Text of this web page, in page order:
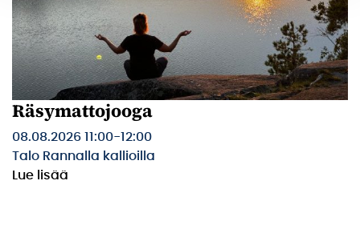
Räsymattojooga
08.08.2026 11:00-12:00
Talo Rannalla kallioilla
Lue lisää